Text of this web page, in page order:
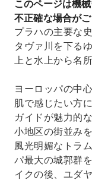
このページは機
不正確な場合がご
プラハの主要な
タヴァ川を下る
上と水上から名
ヨーロッパの中
肌で感じたい方
ガイドが魅力的
小地区の街並み
風光明媚なトラ
パ最大の城郭群
イクの後、ユダ